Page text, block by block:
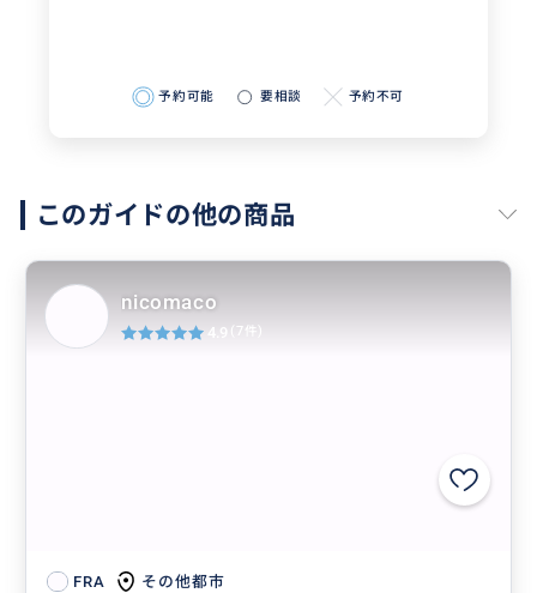
予約可能 要相談 予約不可
このガイドの他の商品
FRA その他都市
nicomaco
4.9 (7件)